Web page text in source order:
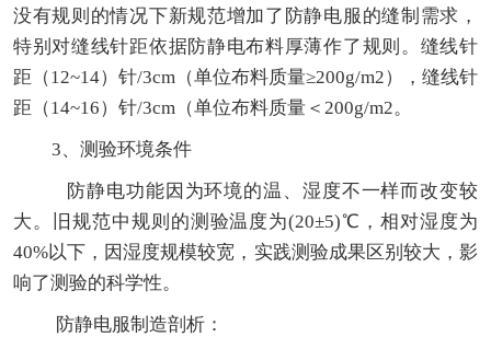
没有规则的情况下新规范增加了防静电服的缝制需求，
特别对缝线针距依据防静电布料厚薄作了规则。缝线针
距（12~14）针/3cm（单位布料质量≥200g/m2），缝线针
距（14~16）针/3cm（单位布料质量＜200g/m2。
3、测验环境条件
防静电功能因为环境的温、湿度不一样而改变较
大。旧规范中规则的测验温度为(20±5)℃，相对湿度为
40%以下，因湿度规模较宽，实践测验成果区别较大，影
响了测验的科学性。
防静电服制造剖析：